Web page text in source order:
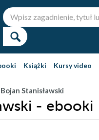
Książki Kursy video
Bojan Stanisławski
- ebooki